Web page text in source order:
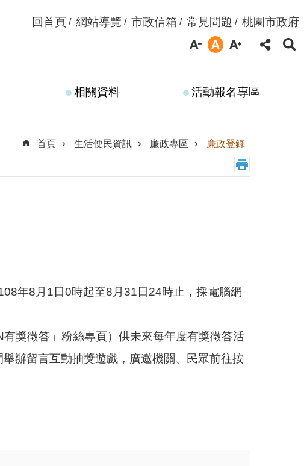
回首頁 網站導覽 市政信箱 常見問題 桃園市政府
相關資料 活動報名專區
首頁
生活便民資訊 廉政專區 廉政登錄
年8月1日0時起至8月31日24時止，採電腦網
獎徵答」粉絲專頁）供未來每年度有獎徵答活
辦留言互動抽獎遊戲，廣邀機關、民眾前往按